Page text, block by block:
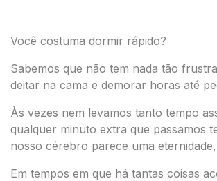
Você costuma dormir rápido?
Sabemos que não tem nada tão
deitar na cama e demorar horas até
Às vezes nem levamos tanto tempo
qualquer minuto extra que passamos
nosso cérebro parece uma
Em tempos em que há tantas coisas